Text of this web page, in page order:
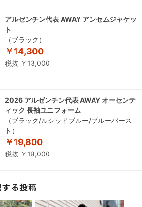
アルゼンチン代表 AWAY アンセムジャケッ
ト
（ブラック）
￥14,300
税抜 ￥13,000
2026 アルゼンチン代表 AWAY オーセンテ
ィック 長袖ユニフォーム
（ブラック/ルシッドブルー/ブルーバース
ト）
￥19,800
税抜 ￥18,000
る投稿